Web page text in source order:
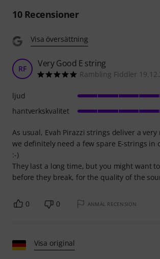
10Recensioner
Visa översättning
RF Very Good E string
Rambling Fiddler
As usual, Evah Pirazzi strings deliver a
we definitely need a few spare E-strings in
:-)
They last a long time, but you might want
before they break, for the quality of the
ljud
hantverkskvalitet
0 0 ANMÄL RECENSION
Visa original